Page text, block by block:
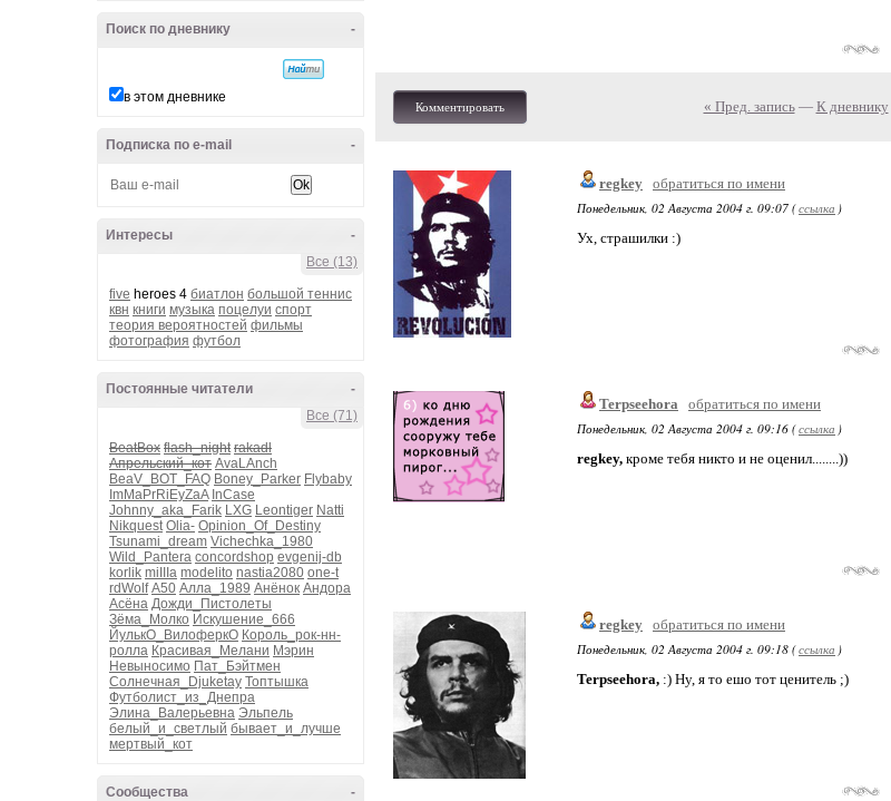
-
Поиск по дневнику
в этом дневнике
-
Подписка по e-mail
-
Интересы
Все (13)
five heroes 4 биатлон большой теннис
квн книги музыка поцелуи спорт
теория вероятностей фильмы
фотография футбол
-
Постоянные читатели
Все (71)
BeatBox flash_night rakadl
Апрельский_кот AvaLAnch
BeaV_BOT_FAQ Boney_Parker Flybaby
ImMaPrRiEyZaA InCase
Johnny_aka_Farik LXG Leontiger Natti
Nikquest Olia- Opinion_Of_Destiny
Tsunami_dream Vichechka_1980
Wild_Pantera concordshop evgenij-db
korlik miIIIa modelito nastia2080 one-t
rdWolf А50 Алла_1989 Анёнок Андора
Асёна Дожди_Пистолеты
Зёма_Молко Искушение_666
ЙулькО_ВилоферкО Король_рок-нн-
ролла Красивая_Мелани Мэрин
Невыносимо Пат_Бэйтмен
Солнечная_Djuketay Топтышка
Футболист_из_Днепра
Элина_Валерьевна Эльпель
белый_и_светлый бывает_и_лучше
мертвый_кот
-
Сообщества
Комментировать « Пред. запись— К дневнику
regkey обратиться по имени
Понедельник, 02 Августа 2004 г. 09:07 (ссылка )
Ух, страшилки :)
Terpseehora
обратиться по имени
Понедельник, 02 Августа 2004 г. 09:16 (ссылка )
regkey, кроме тебя никто и не оценил........))
regkey обратиться по имени
Понедельник, 02 Августа 2004 г. 09:18 (ссылка )
Terpseehora, :) Ну, я то ешо тот ценитель ;)